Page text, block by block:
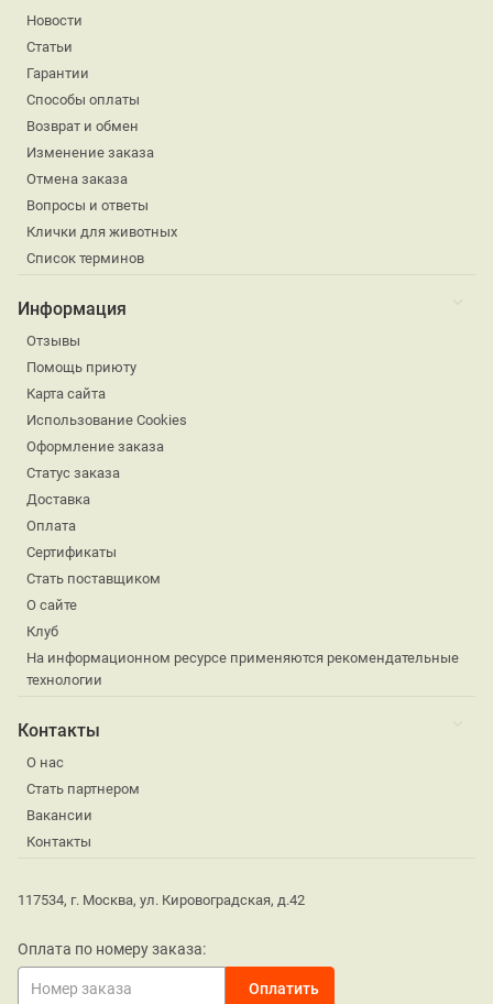
Новости
Статьи
Гарантии
Способы оплаты
Возврат и обмен
Изменение заказа
Отмена заказа
Вопросы и ответы
Клички для животных
Список терминов
Информация
Отзывы
Помощь приюту
Карта сайта
Использование Cookies
Оформление заказа
Статус заказа
Доставка
Оплата
Сертификаты
Стать поставщиком
О сайте
Клуб
На информационном ресурсе применяются рекомендательные
технологии
Контакты
О нас
Стать партнером
Вакансии
Контакты
117534, г. Москва, ул. Кировоградская, д.42
Оплата по номеру заказа: